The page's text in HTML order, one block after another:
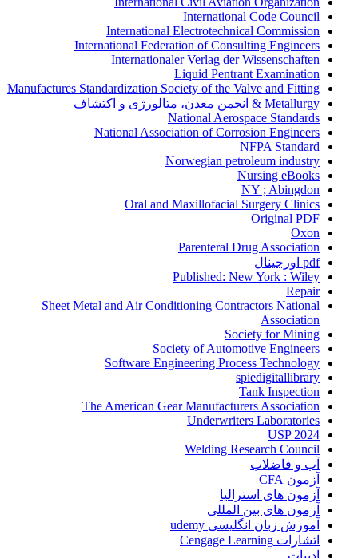
International Code Council
International Electrotechnical Commission
International Federation of Consulting Engineers
Internationaler Verlag der Wissenschaften
Liquid Pentrant Examination
Manufactures Standardization Society of the Valve and Fitting
Metallurgy & انجمن معدن، متالورژی و اکتشاف
National Aerospace Standards
National Association of Corrosion Engineers
NFPA Standard
Norwegian petroleum industry
Nursing eBooks
NY ; Abingdon
Oral and Maxillofacial Surgery Clinics
Original PDF
Oxon
Parenteral Drug Association
pdf اورجینال
Published: New York : Wiley
Repair
Sheet Metal and Air Conditioning Contractors National
Association
Society for Mining
Society of Automotive Engineers
Software Engineering Process Technology
spiedigitallibrary
Tank Inspection
The American Gear Manufacturers Association
Underwriters Laboratories
USP 2024
Welding Research Council
آب و فاضلاب
آزمون CFA
آزمون های استرالیا
آزمون های بین المللی
آموزش زبان انگلیسی udemy
اتشارات Cengage Learning